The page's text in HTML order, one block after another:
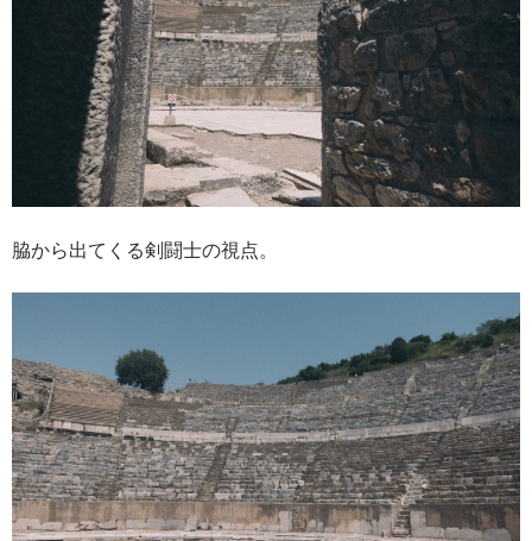
脇から出てくる剣闘士の視点。